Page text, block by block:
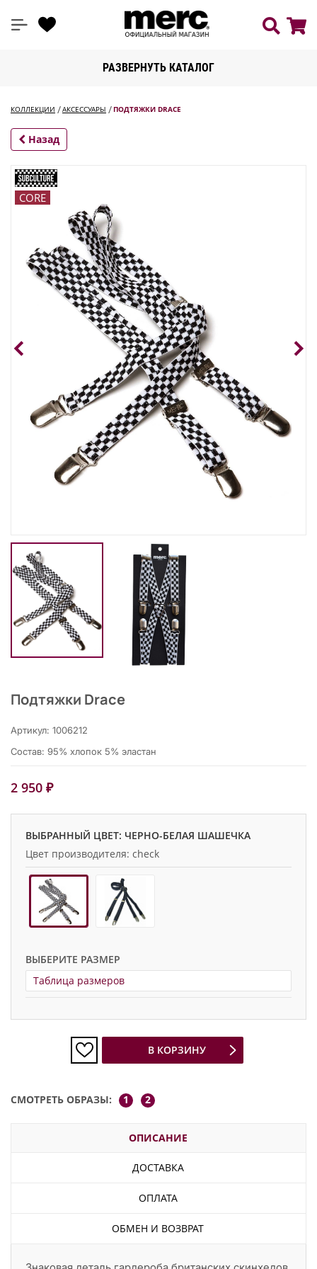
РАЗВЕРНУТЬ КАТАЛОГ
КОЛЛЕКЦИИ АКСЕССУАРЫ ПОДТЯЖКИ DRACE
Назад
CORE
Подтяжки Drace
Артикул: 1006212
Состав: 95% хлопок 5% эластан
2 950 ₽
ВЫБРАННЫЙ ЦВЕТ: ЧЕРНО-БЕЛАЯ ШАШЕЧКА
Цвет производителя: check
ВЫБЕРИТЕ РАЗМЕР
Таблица размеров
В КОРЗИНУ
СМОТРЕТЬ ОБРАЗЫ: 1 2
ОПИСАНИЕ
ДОСТАВКА
ОПЛАТА
ОБМЕН И ВОЗВРАТ